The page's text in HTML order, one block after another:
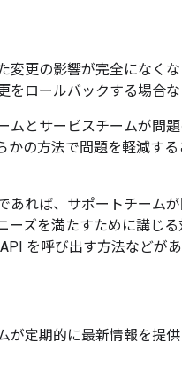
更の影響が完全になく
ロールバックする場合な
とサービスチームが問題
かの方法で問題を軽減す
あれば、サポートチーム
ズを満たすために講じ
を呼び出す方法などがあ
が定期的に最新情報を提